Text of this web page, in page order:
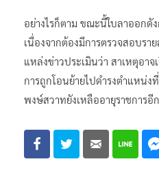
อย่างไรก็ตาม ขณะนี้ใบลาออกดั
เนื่องจากต้องมีการตรวจสอบร
แหล่งข่าวประเมินว่า สาเหตุอา
การถูกโอนย้ายไปดำรงตำแหน่ง
พงษ์สวาทยังเหลืออายุราชการอี